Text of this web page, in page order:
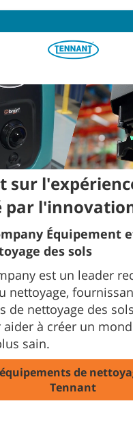
sur
par
Équipement
des sols
est un leader
nettoyage,
de nettoyage des
à créer un
sain.
de
Tennant